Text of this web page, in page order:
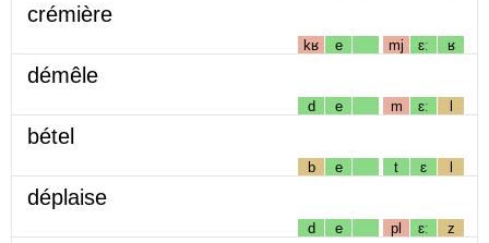
crémière
kʁ e mj ɛː ʁ
démêle
d e m ɛː l
bétel
b e t ɛ l
déplaise
d e pl ɛː z